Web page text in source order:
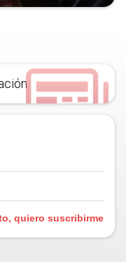
quiero suscribirme